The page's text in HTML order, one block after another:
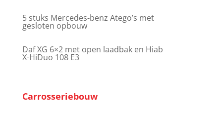
5 stuks Mercedes-benz Atego’s met
gesloten opbouw
Daf XG 6×2 met open laadbak en Hiab
X-HiDuo 108 E3
Carrosseriebouw